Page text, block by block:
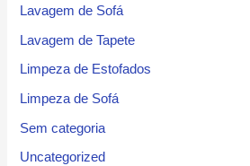
Lavagem de Sofá
Lavagem de Tapete
Limpeza de Estofados
Limpeza de Sofá
Sem categoria
Uncategorized